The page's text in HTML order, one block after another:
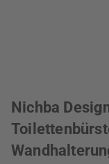
Nichba